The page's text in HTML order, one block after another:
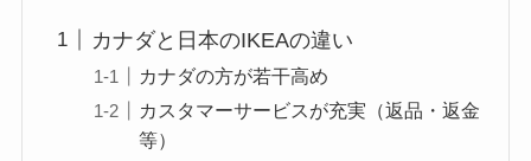
カナダと日本のIKEAの違い
カナダの方が若干高め
カスタマーサービスが充実（返品・返金
等）